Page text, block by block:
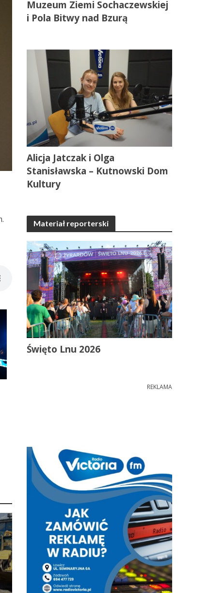
Muzeum Ziemi Sochaczewskiej
i Pola Bitwy nad Bzurą
Alicja Jatczak i Olga
Stanisławska – Kutnowski Dom
Kultury
Materiał reporterski
Święto Lnu 2026
REKLAMA